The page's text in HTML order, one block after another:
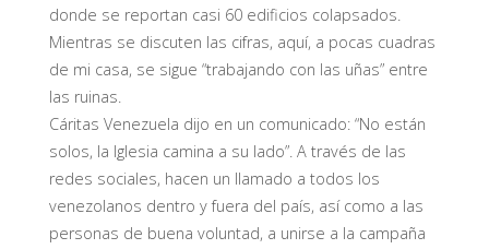
donde se reportan casi 60 edificios colapsados.
Mientras se discuten las cifras, aquí, a pocas cuadras
de mi casa, se sigue “trabajando con las uñas” entre
las ruinas.
Cáritas Venezuela dijo en un comunicado: “No están
solos, la Iglesia camina a su lado”. A través de las
redes sociales, hacen un llamado a todos los
venezolanos dentro y fuera del país, así como a las
personas de buena voluntad, a unirse a la campaña